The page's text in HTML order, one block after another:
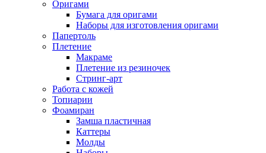
Оригами
Бумага для оригами
Наборы для изготовления оригами
Папертоль
Плетение
Макраме
Плетение из резиночек
Стринг-арт
Работа с кожей
Топиарии
Фоамиран
Замша пластичная
Каттеры
Молды